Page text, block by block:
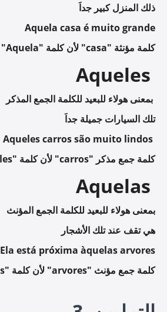
ذلك المنزل كبير جداَ
Aquela casa é muito grande
تم استخدام "Aquela" لأن كلمة "casa" كلمة مؤنثة
Aqueles
تلك السيارات جميلة جداَ
Aqueles carros são muito lindos
تم استخدام "aqueles" لأن كلمة "carros" كلمة جمع مذكر
Aquelas
بمعنى هولاء للبعيد للكلمة الجمع المؤنث
هي تقف عند تلك الأشجار
Ela está próxima àquelas arvores
تم استخدام "aquelas" لأن كلمة "arvores" كلمة جمع مؤنث